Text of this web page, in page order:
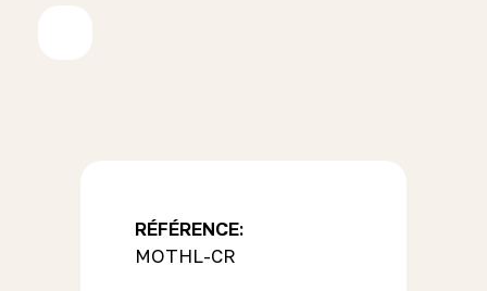
RÉFÉRENCE:
MOTHL-CR